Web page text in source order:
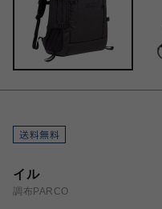
イル
調布PARCO